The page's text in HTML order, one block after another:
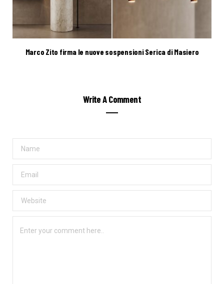
Marco Zito firma le nuove sospensioni Serica di Masiero
Write A Comment